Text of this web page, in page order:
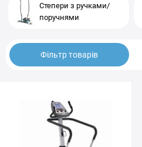
Степери з ручками/
поручнями
Фільтр товарів